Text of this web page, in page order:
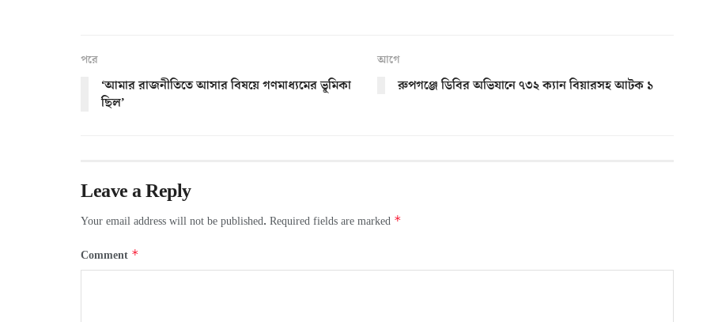
পরে
‘আমার রাজনীতিতে আসার বিষয়ে গণমাধ্যমের ভূমিকা
ছিল’
আগে
রুপগঞ্জে ডিবির অভিযানে ৭৩২ ক্যান বিয়ারসহ আটক ১
Leave a Reply
Your email address will not be published. Required fields are marked *
Comment *